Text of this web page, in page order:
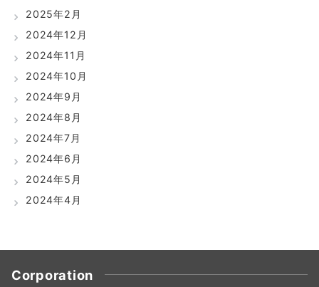
2025年2月
2024年12月
2024年11月
2024年10月
2024年9月
2024年8月
2024年7月
2024年6月
2024年5月
2024年4月
Corporation